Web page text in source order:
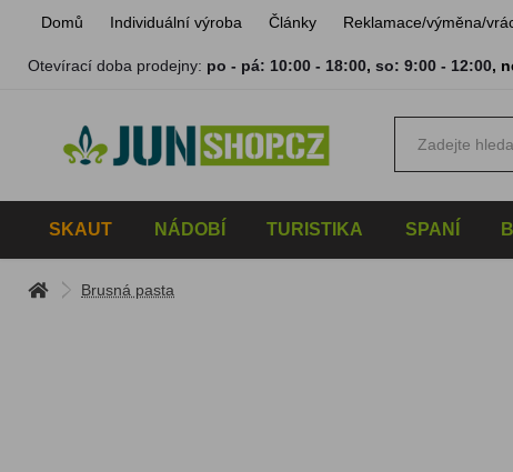
Domů Individuální výroba Články Reklamace/výměna/
Otevírací doba prodejny: po - pá: 10:00 - 18:00,so: 9:00 - 12:00,
SKAUT NÁDOBÍ TURISTIKA SPANÍ
Brusná pasta